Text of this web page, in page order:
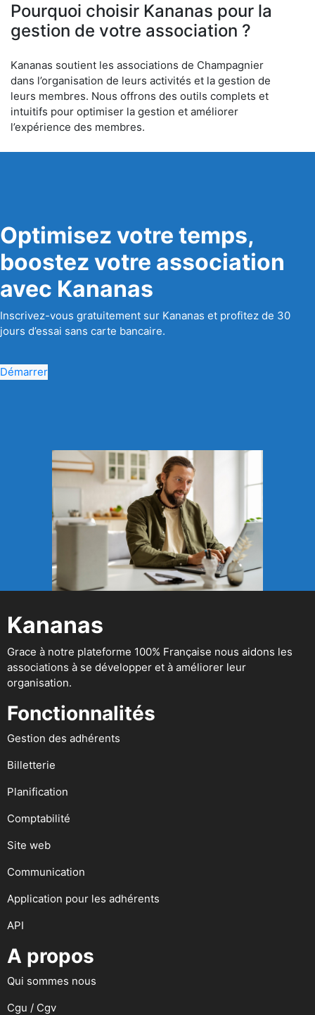
Pourquoi choisir Kananas pour la
gestion de votre association ?
Kananas soutient les associations de Champagnier
dans l’organisation de leurs activités et la gestion de
leurs membres. Nous offrons des outils complets et
intuitifs pour optimiser la gestion et améliorer
l’expérience des membres.
Optimisez votre temps,
boostez votre association
avec Kananas
Inscrivez-vous gratuitement sur Kananas et profitez de 30
jours d’essai sans carte bancaire.
Démarrer
Kananas
Grace à notre plateforme 100% Française nous aidons les
associations à se développer et à améliorer leur
organisation.
Fonctionnalités
Gestion des adhérents
Billetterie
Planification
Comptabilité
Site web
Communication
Application pour les adhérents
API
A propos
Qui sommes nous
Cgu / Cgv